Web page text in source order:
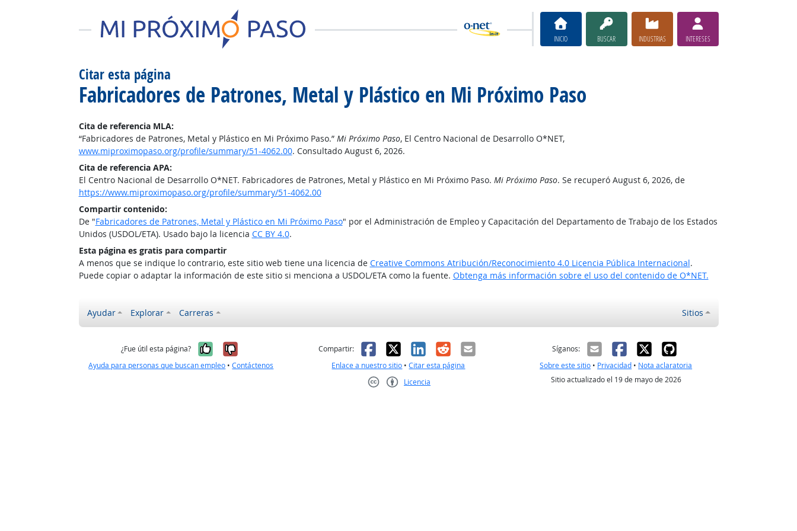
INICIO BUSCAR INDUSTRIAS INTERESES
Citar esta página
Fabricadores de Patrones, Metal y Plástico en Mi Próximo Paso
Cita de referencia MLA:
“Fabricadores de Patrones, Metal y Plástico en Mi Próximo Paso.” Mi Próximo Paso, El Centro Nacional de Desarrollo O*NET,
www.miproximopaso.org/profile/summary/51-4062.00. Consultado August 6, 2026.
Cita de referencia APA:
El Centro Nacional de Desarrollo O*NET. Fabricadores de Patrones, Metal y Plástico en Mi Próximo Paso. Mi Próximo Paso. Se recuperó August 6, 2026, de
https://www.miproximopaso.org/profile/summary/51-4062.00
Compartir contenido:
De "Fabricadores de Patrones, Metal y Plástico en Mi Próximo Paso" por el Administración de Empleo y Capacitación del Departamento de Trabajo de los Estados
Unidos (USDOL/ETA). Usado bajo la licencia CC BY 4.0.
Esta página es gratis para compartir
A menos que se indique lo contrario, este sitio web tiene una licencia de Creative Commons Atribución/Reconocimiento 4.0 Licencia Pública Internacional.
Puede copiar o adaptar la información de este sitio si menciona a USDOL/ETA como la fuente. Obtenga más información sobre el uso del contenido de O*NET.
Ayudar Explorar Carreras Sitios
¿Fue útil esta página? Sí, fue útil
No, no fue útil
Ayuda para personas que buscan empleo •Contáctenos
Compartir: Facebook
X LinkedIn
RedditCorreo electrónico
Enlace a nuestro sitio •Citar esta página
Licencia
Síganos:
Sobre este sitio • Privacidad • Nota aclaratoria
Sitio actualizado el 19 de mayo de 2026